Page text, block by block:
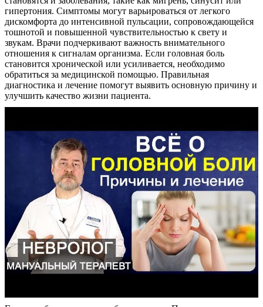
гипертония. Симптомы могут варьироваться от легкого
дискомфорта до интенсивной пульсации, сопровождающейся
тошнотой и повышенной чувствительностью к свету и
звукам. Врачи подчеркивают важность внимательного
отношения к сигналам организма. Если головная боль
становится хронической или усиливается, необходимо
обратиться за медицинской помощью. Правильная
диагностика и лечение помогут выявить основную причину и
улучшить качество жизни пациента.